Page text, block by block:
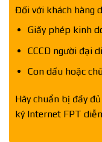
Đối với khách hàng
Giấy phép kinh
CCCD người đại
Con dấu hoặc
Hãy chuẩn bị đầy
ký Internet FPT